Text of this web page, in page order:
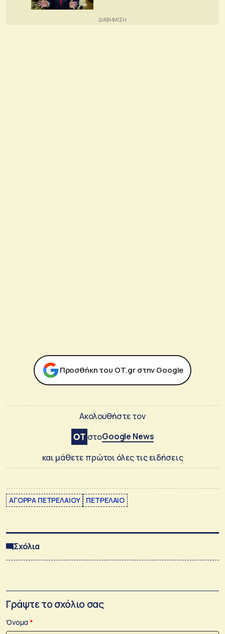
Προσθήκη του ΟΤ.gr στην Google
Ακολουθήστε τον
στοGoogle News
και μάθετε πρώτοι όλες τις ειδήσεις
ΑΓΟΡΡΑ ΠΕΤΡΕΛΑΙΟΥ ΠΕΤΡΕΛΑΙΟ
Σχόλια
Γράψτε το σχόλιο σας
Όνομα